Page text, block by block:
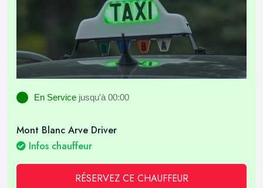
En Service jusqu'à 00:00
Mont Blanc Arve Driver
Infos chauffeur
RÉSERVEZ CE CHAUFFEUR